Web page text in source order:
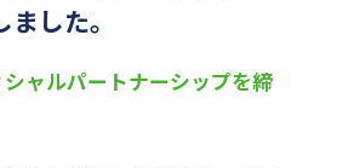
した。
ャルパートナーシップを締